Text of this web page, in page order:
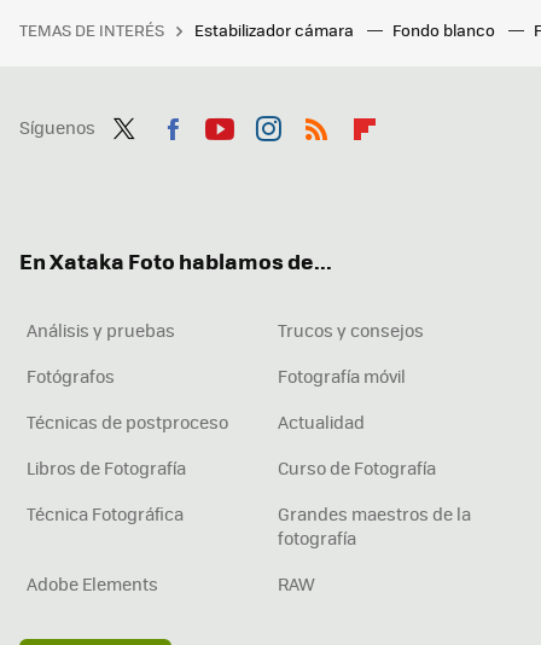
TEMAS DE INTERÉS Estabilizador cámara Fondo blanco
Síguenos
En Xataka Foto hablamos de...
Análisis y pruebas
Trucos y consejos
Fotógrafos
Fotografía móvil
Técnicas de postproceso
Actualidad
Libros de Fotografía
Curso de Fotografía
Técnica Fotográfica
Grandes maestros de la
fotografía
Adobe Elements
RAW